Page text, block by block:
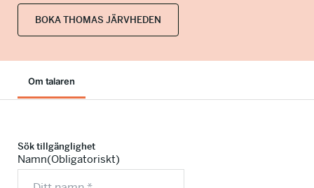
BOKA THOMAS JÄRVHEDEN
Om talaren
Sök tillgänglighet
Namn(Obligatoriskt)